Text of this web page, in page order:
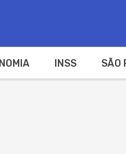
INSS SÃO